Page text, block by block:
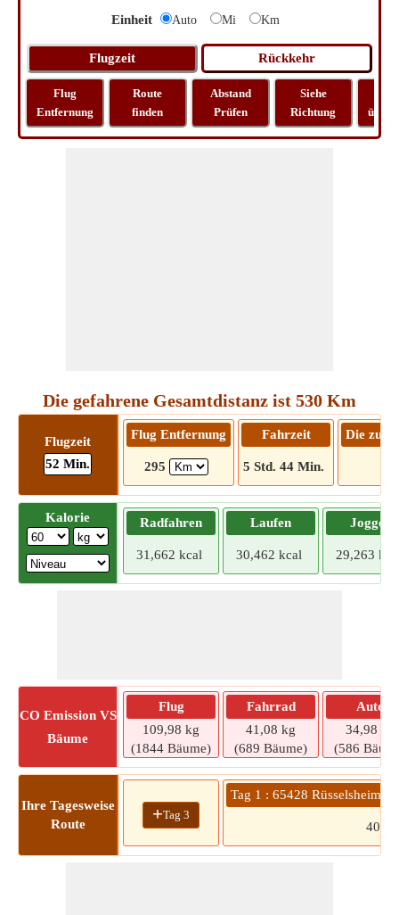
Einheit Auto Mi Km
Flug
Entfernung
Route
finden
Abstand
Prüfen
Siehe
Richtung
Die gefahrene Gesamtdistanz ist 530 Km
Flugzeit
52 Min.
Flug Entfernung
295
Fahrzeit
5 Std. 44 Min.
Die zu
Kalorie Radfahren
31,662 kcal
Laufen
30,462 kcal
Joggen
29,263
CO Emission VS
Bäume
Flug
109,98 kg
(1844 Bäume)
Fahrrad
41,08 kg
(689 Bäume)
Auto
34,98 kg
(586
Ihre Tagesweise
Route
+Tag 3
Tag 1 : 65428 Rüsselsheim
401